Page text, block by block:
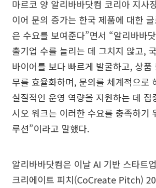
마르코 양 알리바바닷컴 코리아 지사
이어 문의 증가는 한국 제품에 대한
은 수요를 보여준다”면서 “알리바바
출기업 수를 늘리는 데 그치지 않고,
바이어를 보다 빠르게 발굴하고, 상품
무를 효율화하며, 문의를 체계적으로
실질적인 운영 역량을 지원하는 데 집
시오 워크는 이러한 수요를 충족하기
루션”이라고 말했다.
알리바바닷컴은 이날 AI 기반 스타트
크리에이트 피치(CoCreate Pitch)